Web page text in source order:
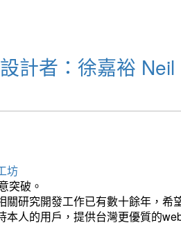
計者：徐嘉裕
坊
突破。
關研究開發工作已有數十餘年，
本人的用戶，提供台灣更優質的